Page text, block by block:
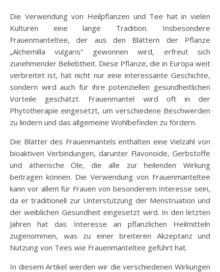
Die Verwendung von Heilpflanzen und Tee hat in vielen
Kulturen eine lange Tradition. Insbesondere
Frauenmanteltee, der aus den Blättern der Pflanze
„Alchemilla vulgaris“ gewonnen wird, erfreut sich
zunehmender Beliebtheit. Diese Pflanze, die in Europa weit
verbreitet ist, hat nicht nur eine interessante Geschichte,
sondern wird auch für ihre potenziellen gesundheitlichen
Vorteile geschätzt. Frauenmantel wird oft in der
Phytotherapie eingesetzt, um verschiedene Beschwerden
zu lindern und das allgemeine Wohlbefinden zu fördern.
Die Blätter des Frauenmantels enthalten eine Vielzahl von
bioaktiven Verbindungen, darunter Flavonoide, Gerbstoffe
und ätherische Öle, die alle zur heilenden Wirkung
beitragen können. Die Verwendung von Frauenmanteltee
kann vor allem für Frauen von besonderem Interesse sein,
da er traditionell zur Unterstützung der Menstruation und
der weiblichen Gesundheit eingesetzt wird. In den letzten
Jahren hat das Interesse an pflanzlichen Heilmitteln
zugenommen, was zu einer breiteren Akzeptanz und
Nutzung von Tees wie Frauenmanteltee geführt hat.
In diesem Artikel werden wir die verschiedenen Wirkungen